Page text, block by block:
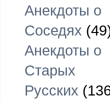
Анекдоты о
Соседях
Анекдоты о
Старых
Русских